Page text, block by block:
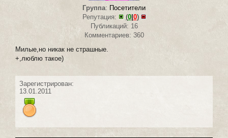
Группа: Посетители
Репутация:
(0| 0)
Публикаций: 16
Комментариев: 360
Милые,но никак не страшные.
+,люблю такое)
Зарегистрирован:
13.01.2011